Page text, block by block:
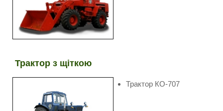
Трактор з щіткою
Трактор КО-707